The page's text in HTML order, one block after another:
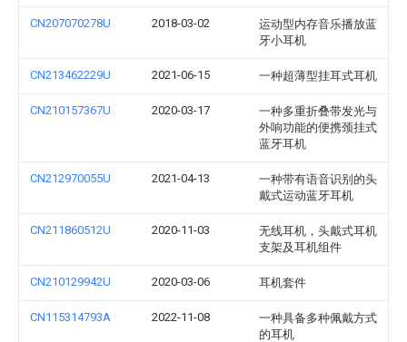
CN207070278U 2018-03-02
运动型内存音乐播放蓝
牙小耳机
CN213462229U 2021-06-15 一种超薄型挂耳式耳机
CN210157367U 2020-03-17
一种多重折叠带发光与
外响功能的便携颈挂式
蓝牙耳机
CN212970055U 2021-04-13
一种带有语音识别的头
戴式运动蓝牙耳机
CN211860512U 2020-11-03
无线耳机，头戴式耳机
支架及耳机组件
CN210129942U 2020-03-06 耳机套件
CN115314793A 2022-11-08
一种具备多种佩戴方式
的耳机